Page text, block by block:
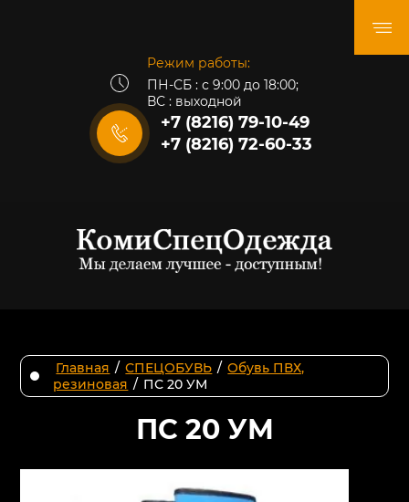
Режим работы:
ПН-СБ : с 9:00 до 18:00;
ВС : выходной
+7 (8216) 79-10-49
+7 (8216) 72-60-33
Главная / СПЕЦОБУВЬ / Обувь ПВХ,
резиновая / ПС 20 УМ
ПС 20 УМ